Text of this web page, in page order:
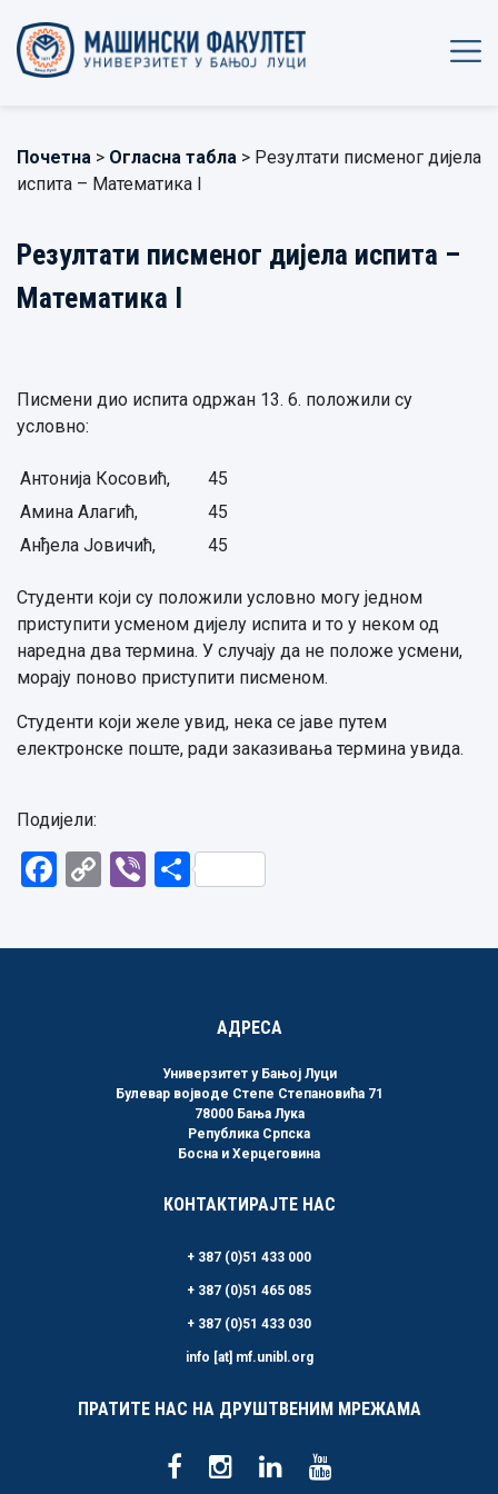
Почетна > Огласна табла > Резултати писменог дијела
испита – Математика I
Резултати писменог дијела испита –
Математика I
Писмени дио испита одржан 13. 6. положили су
условно:
Антонија Косовић,
45
Амина Алагић,
45
Анђела Јовичић,
45
Студенти који су положили условно могу једном
приступити усменом дијелу испита и то у неком од
наредна два термина. У случају да не положе усмени,
морају поново приступити писменом.
Студенти који желе увид, нека се јаве путем
електронске поште, ради заказивања термина увида.
Подијели:
Facebook
CopyViberShare
АДРЕСА
Универзитет у Бањој Луци
Булевар војводе Степе Степановића 71
78000 Бања Лука
Република Српска
Босна и Херцеговина
КОНТАКТИРАЈТЕ НАС
+ 387 (0)51 433 000
+ 387 (0)51 465 085
+ 387 (0)51 433 030
info [at] mf.unibl.org
ПРАТИТЕ НАС НА ДРУШТВЕНИМ МРЕЖАМА